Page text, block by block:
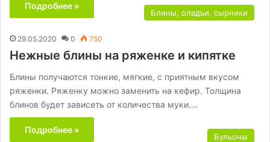
Подробнее »
Блины, оладьи, сырники
29.05.2020 0 750
Нежные блины на ряженке и кипятке
Блины получаются тонкие, мягкие, с приятным вкусом
ряженки. Ряженку можно заменить на кефир. Толщина
блинов будет зависеть от количества муки.…
Подробнее »
Бульоны